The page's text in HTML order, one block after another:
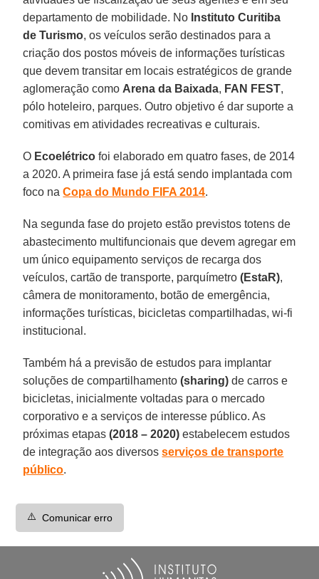
departamento de mobilidade. No Instituto Curitiba
de Turismo, os veículos serão destinados para a
criação dos postos móveis de informações turísticas
que devem transitar em locais estratégicos de grande
aglomeração como Arena da Baixada, FAN FEST,
pólo hoteleiro, parques. Outro objetivo é dar suporte a
comitivas em atividades recreativas e culturais.
O Ecoelétrico foi elaborado em quatro fases, de 2014
a 2020. A primeira fase já está sendo implantada com
foco naCopa do Mundo FIFA 2014.
Na segunda fase do projeto estão previstos totens de
abastecimento multifuncionais que devem agregar em
um único equipamento serviços de recarga dos
veículos, cartão de transporte, parquímetro(EstaR),
câmera de monitoramento, botão de emergência,
informações turísticas, bicicletas compartilhadas, wi-fi
institucional.
Também há a previsão de estudos para implantar
soluções de compartilhamento(sharing) de carros e
bicicletas, inicialmente voltadas para o mercado
corporativo e a serviços de interesse público. As
próximas etapas(2018 – 2020) estabelecem estudos
de integração aos diversosserviços de transporte
público.
⚠️ Comunicar erro